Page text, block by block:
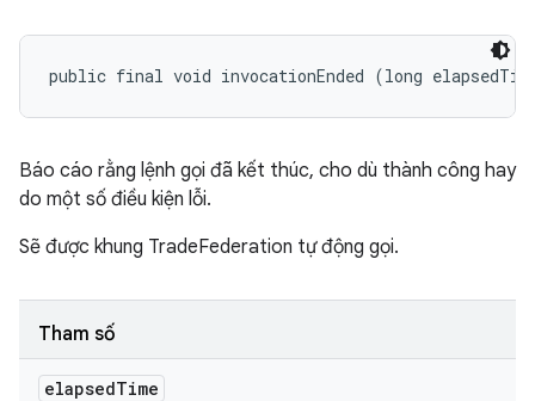
public final void invocationEnded (long
Báo cáo rằng lệnh gọi đã kết thúc, cho dù thành công hay
do một số điều kiện lỗi.
Sẽ được khung TradeFederation tự động gọi.
Tham số
elapsedTime